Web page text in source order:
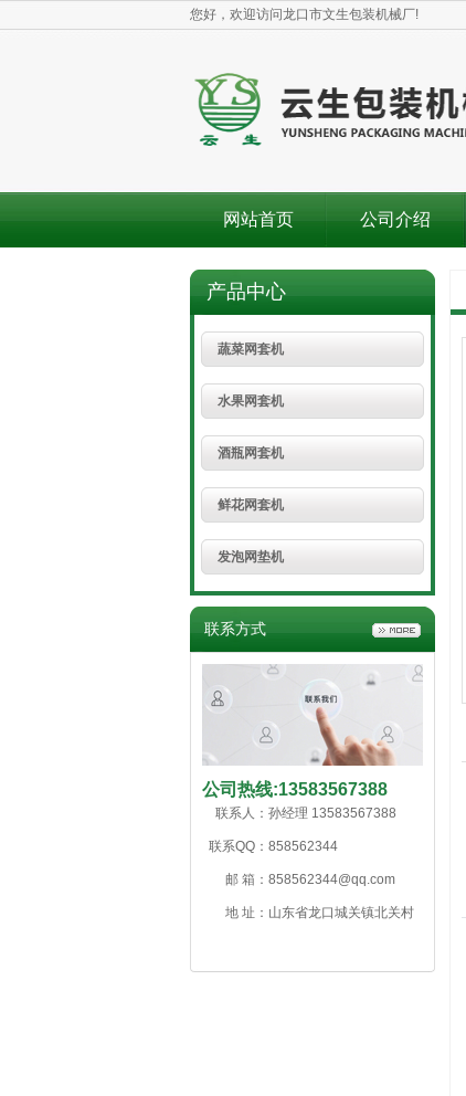
您好，欢迎访问龙口市文生包装机械厂!
网站首页 公司介绍
产品中心
蔬菜网套机
水果网套机
酒瓶网套机
鲜花网套机
发泡网垫机
联系方式
公司热线:13583567388
联系人： 孙经理 13583567388
联系QQ： 858562344
邮 箱： 858562344@qq.com
地 址： 山东省龙口城关镇北关村